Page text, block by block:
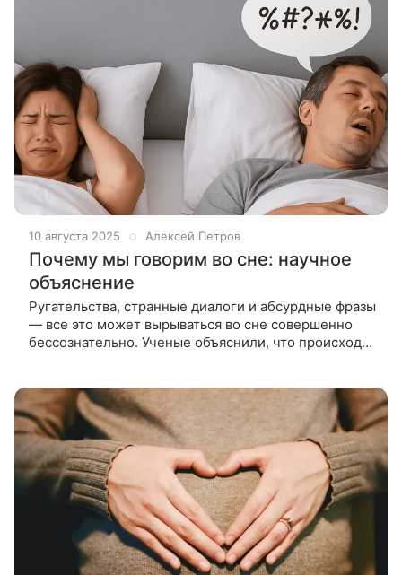
10 августа 2025 Алексей Петров
Почему мы говорим во сне: научное
объяснение
Ругательства, странные диалоги и абсурдные фразы
— все это может вырываться во сне совершенно
бессознательно. Ученые объяснили, что происходит